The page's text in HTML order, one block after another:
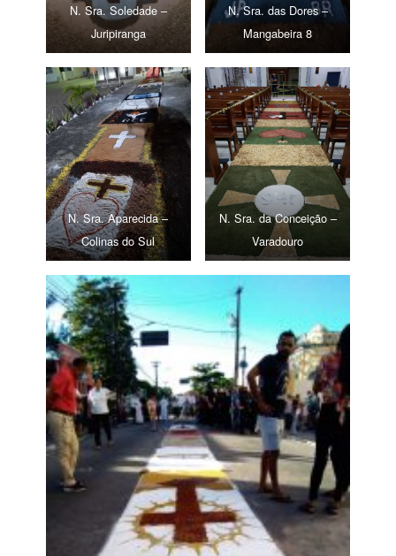
N. Sra. Soledade –
Juripiranga
N. Sra. das Dores –
Mangabeira 8
N. Sra. Aparecida –
Colinas do Sul
N. Sra. da Conceição –
Varadouro